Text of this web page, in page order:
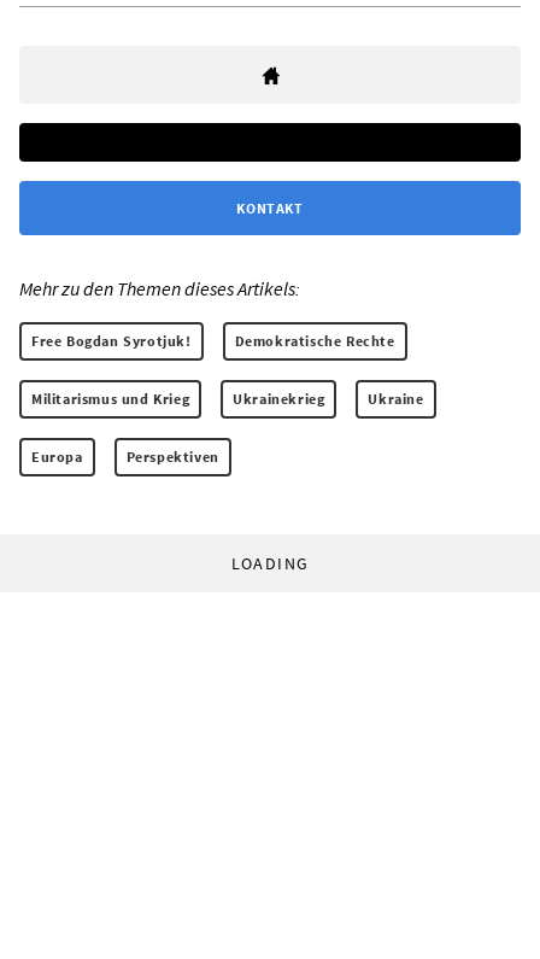
KONTAKT
Mehr zu den Themen dieses Artikels:
Free Bogdan Syrotjuk! Demokratische Rechte
Militarismus und Krieg Ukrainekrieg Ukraine
Europa Perspektiven
LOADING